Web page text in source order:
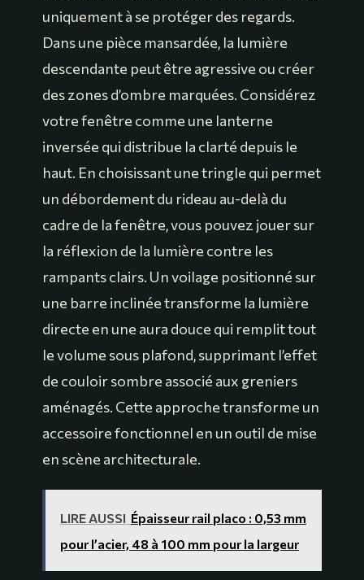
uniquement à se protéger des regards.
Dans une pièce mansardée, la lumière
descendante peut être agressive ou créer
des zones d’ombre marquées. Considérez
votre fenêtre comme une lanterne
inversée qui distribue la clarté depuis le
haut. En choisissant une tringle qui permet
un débordement du rideau au-delà du
cadre de la fenêtre, vous pouvez jouer sur
la réflexion de la lumière contre les
rampants clairs. Un voilage positionné sur
une barre inclinée transforme la lumière
directe en une aura douce qui remplit tout
le volume sous plafond, supprimant l’effet
de couloir sombre associé aux greniers
aménagés. Cette approche transforme un
accessoire fonctionnel en un outil de mise
en scène architecturale.
LIRE AUSSI Épaisseur rail placo : 0,53 mm
pour l’acier, 48 à 100 mm pour la largeur